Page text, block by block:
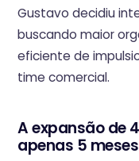
Gustavo decidiu
buscando maior
eficiente de
time comercial.
A expansão de
apenas 5 meses